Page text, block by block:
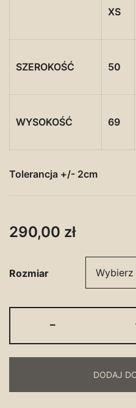
XS
SZEROKOŚĆ 50
WYSOKOŚĆ 69
Tolerancja +/- 2cm
290,00 zł
Rozmiar
-
DODAJ